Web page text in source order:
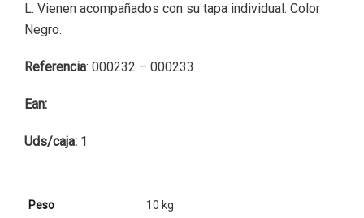
L. Vienen acompañados con su tapa individual. Color
Negro.
Referencia: 000232 – 000233
Ean:
Uds/caja: 1
Peso
10 kg